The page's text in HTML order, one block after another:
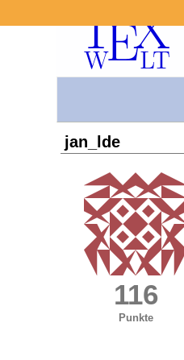
jan_lde
116
Punkte